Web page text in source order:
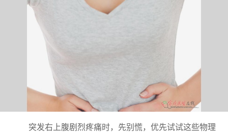
突发右上腹剧烈疼痛时，先别慌，优先试试这些物理